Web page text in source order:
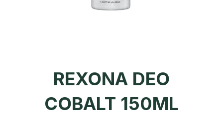
REXONA DEO
COBALT 150ML